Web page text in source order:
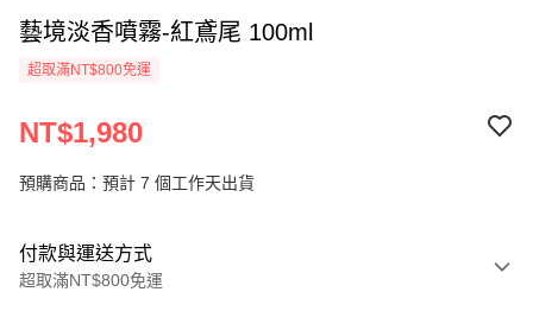
藝境淡香噴霧-紅鳶尾 100ml
超取滿NT$800免運
NT$1,980
預購商品：預計 7 個工作天出貨
付款與運送方式
超取滿NT$800免運